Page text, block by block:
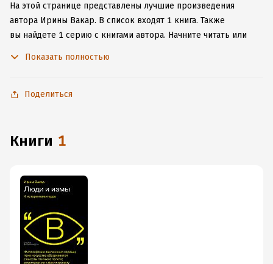
На этой странице представлены лучшие произведения
автора Ирины Вакар. В список входят 1 книга. Также
вы найдете 1 серию с книгами автора. Начните читать или
без подключения к интернету.
Показать полностью
Поделиться
книги 1